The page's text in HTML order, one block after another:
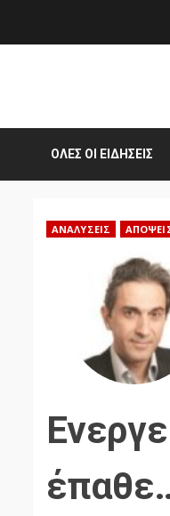
ΌΛΕΣ ΟΙ ΕΙΔΉΣΕΙΣ
ΑΝΑΛΎΣΕΙΣ